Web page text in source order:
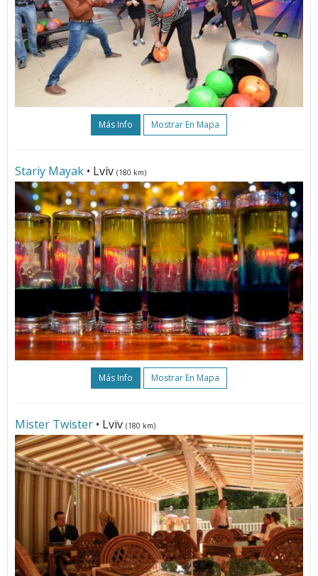
Más Info Mostrar En Mapa
Stariy Mayak • Lviv (180 km)
Más Info Mostrar En Mapa
Mister Twister • Lviv (180 km)